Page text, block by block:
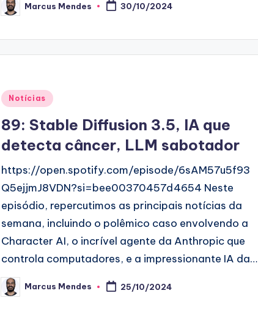
Posted
by
Marcus Mendes 30/10/2024
Posted
Notícias
89: Stable Diffusion 3.5, IA que
detecta câncer, LLM sabotador
https://open.spotify.com/episode/6sAM57u5f93
Q5ejjmJ8VDN?si=bee00370457d4654 Neste
episódio, repercutimos as principais notícias da
semana, incluindo o polêmico caso envolvendo a
Character AI, o incrível agente da Anthropic que
controla computadores, e a impressionante IA da…
Posted
by
Marcus Mendes 25/10/2024